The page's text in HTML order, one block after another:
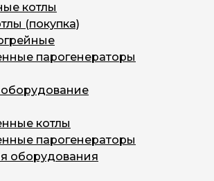
котлы
(покупка)
парогенераторы
котлы
парогенераторы
оборудования